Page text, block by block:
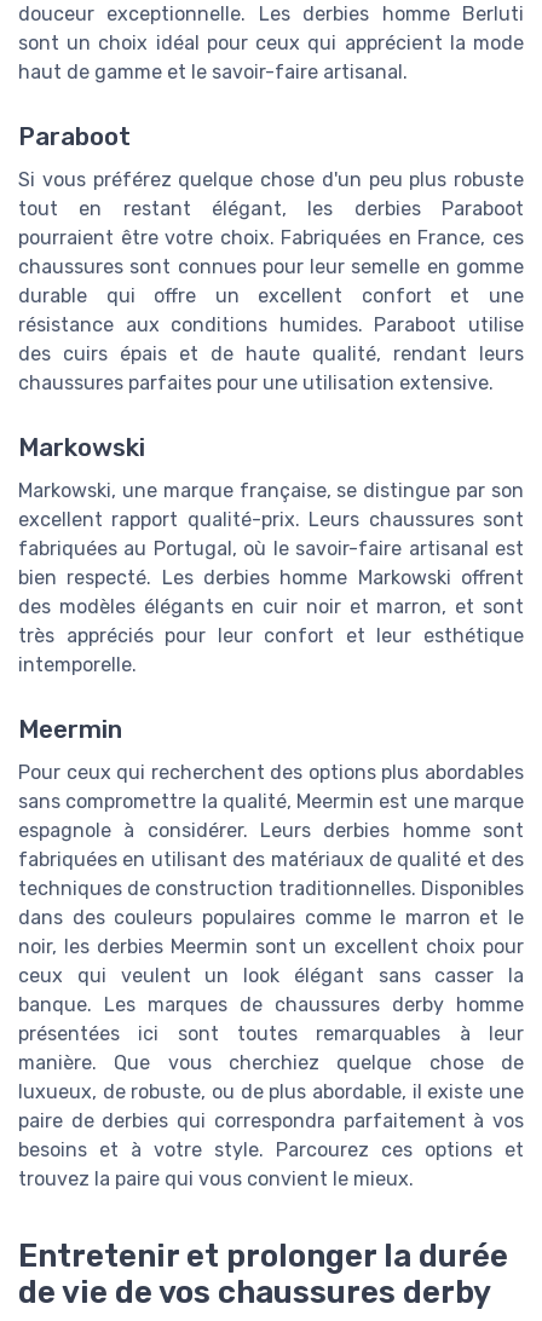
douceur exceptionnelle. Les derbies homme Berluti
sont un choix idéal pour ceux qui apprécient la mode
haut de gamme et le savoir-faire artisanal.
Paraboot
Si vous préférez quelque chose d'un peu plus robuste
tout en restant élégant, les derbies Paraboot
pourraient être votre choix. Fabriquées en France, ces
chaussures sont connues pour leur semelle en gomme
durable qui offre un excellent confort et une
résistance aux conditions humides. Paraboot utilise
des cuirs épais et de haute qualité, rendant leurs
chaussures parfaites pour une utilisation extensive.
Markowski
Markowski, une marque française, se distingue par son
excellent rapport qualité-prix. Leurs chaussures sont
fabriquées au Portugal, où le savoir-faire artisanal est
bien respecté. Les derbies homme Markowski offrent
des modèles élégants en cuir noir et marron, et sont
très appréciés pour leur confort et leur esthétique
intemporelle.
Meermin
Pour ceux qui recherchent des options plus abordables
sans compromettre la qualité, Meermin est une marque
espagnole à considérer. Leurs derbies homme sont
fabriquées en utilisant des matériaux de qualité et des
techniques de construction traditionnelles. Disponibles
dans des couleurs populaires comme le marron et le
noir, les derbies Meermin sont un excellent choix pour
ceux qui veulent un look élégant sans casser la
banque. Les marques de chaussures derby homme
présentées ici sont toutes remarquables à leur
manière. Que vous cherchiez quelque chose de
luxueux, de robuste, ou de plus abordable, il existe une
paire de derbies qui correspondra parfaitement à vos
besoins et à votre style. Parcourez ces options et
trouvez la paire qui vous convient le mieux.
Entretenir et prolonger la durée
de vie de vos chaussures derby